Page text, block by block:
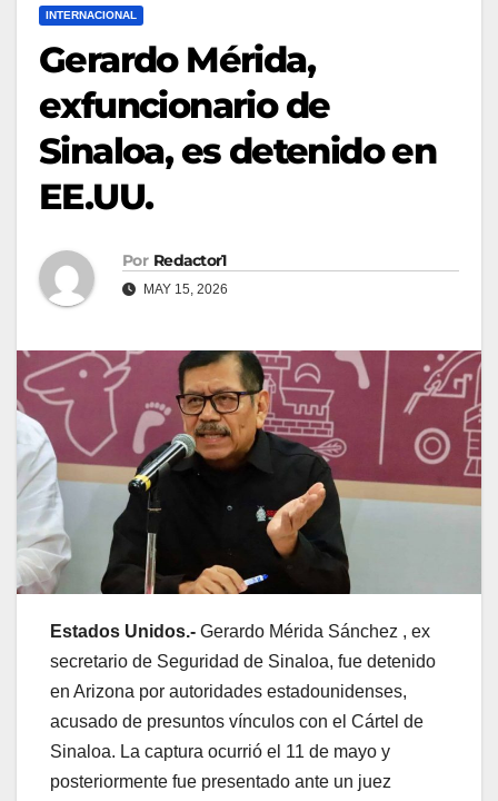
INTERNACIONAL
Gerardo Mérida,
exfuncionario de
Sinaloa, es detenido en
EE.UU.
Por Redactor1
MAY 15, 2026
Estados Unidos.- Gerardo Mérida Sánchez , ex
secretario de Seguridad de Sinaloa, fue detenido
en Arizona por autoridades estadounidenses,
acusado de presuntos vínculos con el Cártel de
Sinaloa. La captura ocurrió el 11 de mayo y
posteriormente fue presentado ante un juez